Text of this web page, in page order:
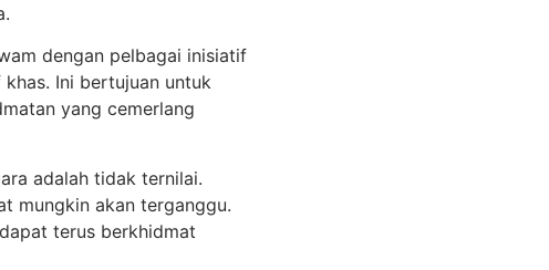
dengan pelbagai inisiatif
Ini bertujuan untuk
yang cemerlang
adalah tidak ternilai.
mungkin akan terganggu.
terus berkhidmat